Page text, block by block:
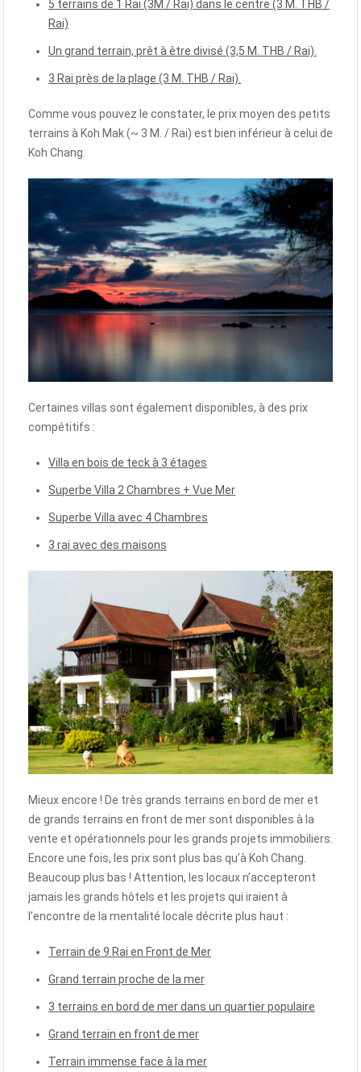
5 terrains de 1 Rai (3M / Rai) dans le centre (3 M. THB /
Rai)
Un grand terrain, prêt à être divisé (3,5 M. THB / Rai).
3 Rai près de la plage (3 M. THB / Rai).
Comme vous pouvez le constater, le prix moyen des petits
terrains à Koh Mak (~ 3 M. / Rai) est bien inférieur à celui de
Koh Chang.
Certaines villas sont également disponibles, à des prix
compétitifs :
Villa en bois de teck à 3 étages
Superbe Villa 2 Chambres + Vue Mer
Superbe Villa avec 4 Chambres
3 rai avec des maisons
Mieux encore ! De très grands terrains en bord de mer et
de grands terrains en front de mer sont disponibles à la
vente et opérationnels pour les grands projets immobiliers.
Encore une fois, les prix sont plus bas qu’à Koh Chang.
Beaucoup plus bas ! Attention, les locaux n’accepteront
jamais les grands hôtels et les projets qui iraient à
l’encontre de la mentalité locale décrite plus haut :
Terrain de 9 Rai en Front de Mer
Grand terrain proche de la mer
3 terrains en bord de mer dans un quartier populaire
Grand terrain en front de mer
Terrain immense face à la mer